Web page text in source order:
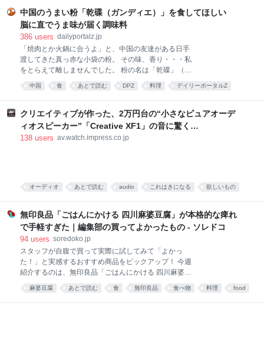
中国のうまい粉「乾碟（ガンディエ）」を食してほしい
脳に直でうま味が届く調味料
386 users dailyportalz.jp
「焼肉とか火鍋に合うよ」と、中国の友達がある日手
渡してきた真っ赤な小袋の粉。 その味、香り・・・私
をとらえて離しませんでした。 粉の名は「乾碟」（ガ
た、脳に直でうま味が届く調味料です。 そんな乾碟を
した。 真っ赤な小袋に入った粉 大学院生のころ、中国
の東北地方から来た留学生の女の子と仲良くなりまし
た。 彼女は辛い物が大好き。「日本には辛い食べ物が
ない」と、中国のショッピングサイト「淘宝」（タオ
キャラの描かれた、真っ赤な小袋をくれました。 なん
していなか
中国 食 あとで読む DPZ 料理 デイリーポータルZ
クリエイティブが作った、2万円台の“小さなピュアオーデ
ィオスピーカー”「Creative XF1」の音に驚く
[Sponsored]
138 users av.watch.impress.co.jp
オーディオ あとで読む audio これはきになる 欲しいもの
無印良品「ごはんにかける 四川麻婆豆腐」が本格的な痺れ
で手軽すぎた｜編集部の買ってよかったもの - ソレドコ
94 users soredoko.jp
スタッフが自腹で買って実際に試してみて「よかっ
た！」と実感するおすすめ商品をピックアップ！ 今週
紹介するのは、無印良品「ごはんにかける 四川麻婆豆
本格四川の味が楽しめます。暑くて料理が億劫な日
麻婆豆腐 あとで読む 食 無印良品 食べ物 料理 food